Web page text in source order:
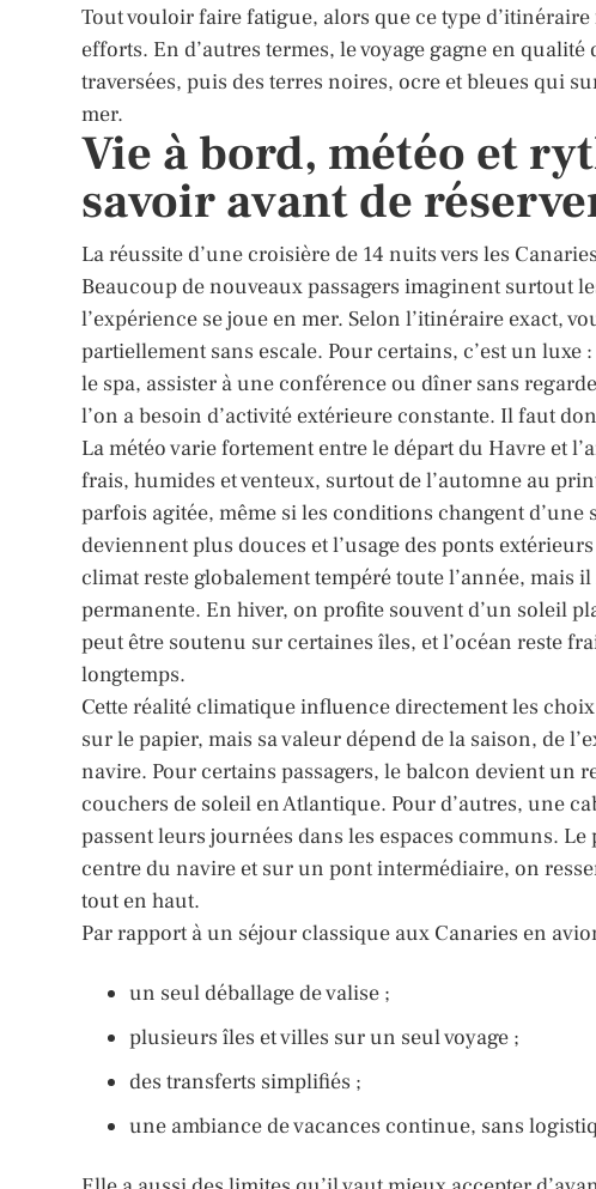
Tout vouloir faire fatigue, alors que ce type
efforts. En d’autres termes, le voyage gagne en
traversées, puis des terres noires, ocre et bleues qui
mer.
Vie à bord, météo et
savoir avant de
La réussite d’une croisière de 14 nuits vers les
Beaucoup de nouveaux passagers imaginent surtout
l’expérience se joue en mer. Selon l’itinéraire exact,
partiellement sans escale. Pour certains, c’est un
le spa, assister à une conférence ou dîner sans
l’on a besoin d’activité extérieure constante. Il faut
La météo varie fortement entre le départ du Havre et
frais, humides et venteux, surtout de l’automne au
parfois agitée, même si les conditions changent d’une
deviennent plus douces et l’usage des ponts
climat reste globalement tempéré toute l’année,
permanente. En hiver, on profite souvent d’un soleil
peut être soutenu sur certaines îles, et l’océan reste
longtemps.
Cette réalité climatique influence directement les
sur le papier, mais sa valeur dépend de la saison, de
navire. Pour certains passagers, le balcon devient un
couchers de soleil en Atlantique. Pour d’autres, une
passent leurs journées dans les espaces communs.
centre du navire et sur un pont intermédiaire, on
tout en haut.
Par rapport à un séjour classique aux Canaries en
un seul déballage de valise ;
plusieurs îles et villes sur un seul voyage ;
des transferts simplifiés ;
une ambiance de vacances continue, sans